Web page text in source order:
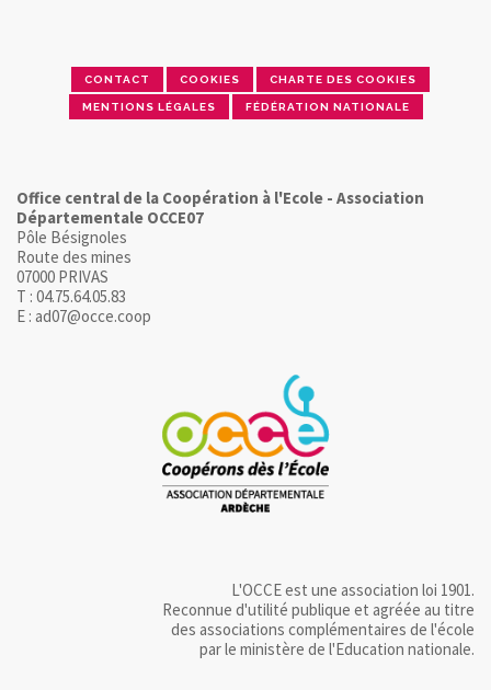
CONTACT COOKIES CHARTE DES COOKIES
MENTIONS LÉGALES FÉDÉRATION NATIONALE
Office central de la Coopération à l'Ecole - Association
Départementale OCCE07
Pôle Bésignoles
Route des mines
07000 PRIVAS
T : 04.75.64.05.83
E : ad07@occe.coop
L'OCCE est une association loi 1901.
Reconnue d'utilité publique et agréée au titre
des associations complémentaires de l'école
par le ministère de l'Education nationale.